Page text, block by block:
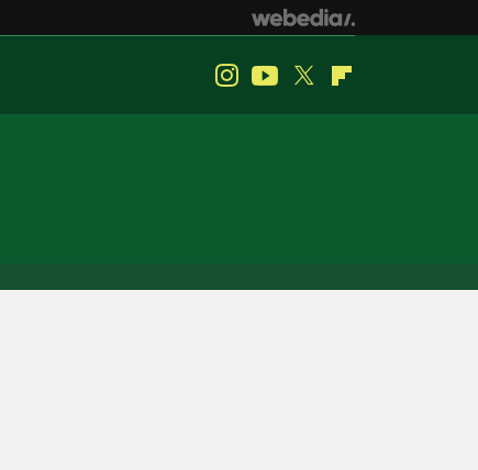
InstagramYoutube
Twitter